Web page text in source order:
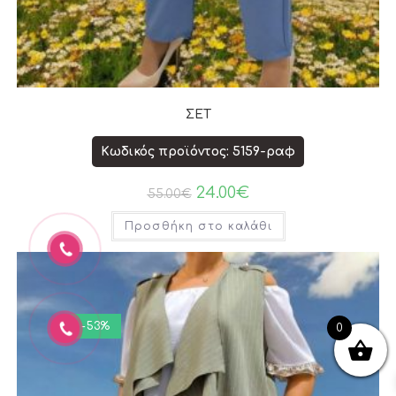
ΣΕΤ
Κωδικός προϊόντος: 5159-ραφ
55.00€ 24.00€
Προσθήκη στο καλάθι
-53% 0